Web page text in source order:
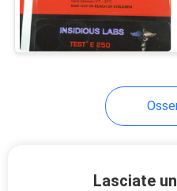
Lasciate